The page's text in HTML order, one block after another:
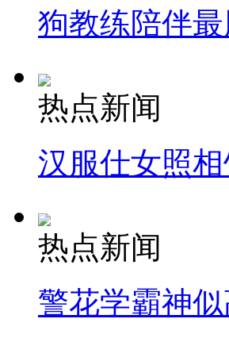
狗教练陪伴
热点新闻
汉服仕女照
热点新闻
警花学霸神